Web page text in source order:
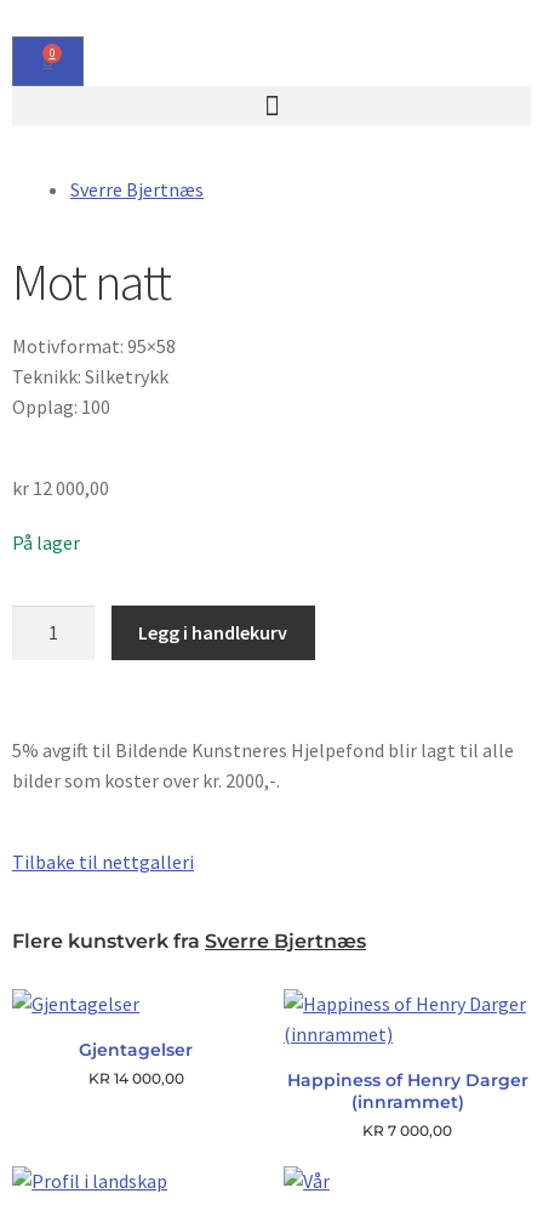
0
Sverre Bjertnæs
Mot natt
Motivformat: 95×58
Teknikk: Silketrykk
Opplag: 100
kr 12 000,00
På lager
Legg i handlekurv
5% avgift til Bildende Kunstneres Hjelpefond blir lagt til alle
bilder som koster over kr. 2000,-.
Tilbake til nettgalleri
Flere kunstverk fra Sverre Bjertnæs
Gjentagelser
KR 14 000,00
Happiness of Henry Darger
(innrammet)
KR 7 000,00